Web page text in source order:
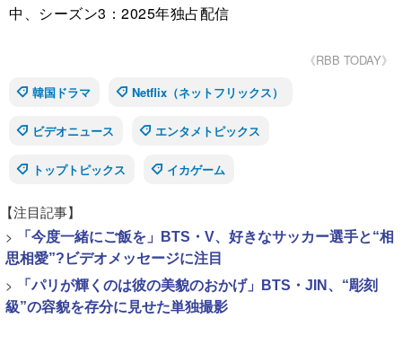
中、シーズン3：2025年独占配信
《RBB TODAY》
韓国ドラマ
Netflix（ネットフリックス）
ビデオニュース エンタメトピックス
トップトピックス イカゲーム
【注目記事】
>
「今度一緒にご飯を」BTS・V、好きなサッカー選手と“相
思相愛”?ビデオメッセージに注目
>
「パリが輝くのは彼の美貌のおかげ」BTS・JIN、“彫刻
級”の容貌を存分に見せた単独撮影